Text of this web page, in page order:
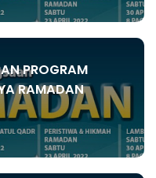
PROGRAM
RAMADAN